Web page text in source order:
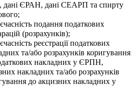
ЄРАН, дані СЕАРП та спирту
подання податкових
(розрахунків);
реєстрації податкових
та/або розрахунків коригування
накладних у ЄРПН,
накладних та/або розрахунків
до акцизних накладних у